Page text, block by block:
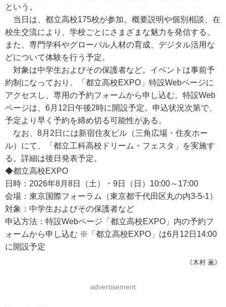
という。
当日は、都立高校175校が参加。概要説明や個別相談、在
校生交流により、学校ごとにさまざまな魅力を発信する。
また、専門学科やグローバル人材の育成、デジタル活用な
どについて体験を行う予定。
対象は中学生およびその保護者など。イベントは事前予
約制になっており、「都立高校EXPO」特設Webページに
アクセスし、専用の予約フォームから申し込む。特設Web
ページは、6月12日午後2時に開設予定。申込状況次第で、
予定より早く予約を締め切る可能性がある。
なお、8月2日には新宿住友ビル（三角広場・住友ホー
ル）にて、「都立工科高校ドリーム・フェスタ」を実施す
る。詳細は後日発表予定。
◆都立高校EXPO
日時：2026年8月8日（土）・9日（日）10:00～17:00
会場：東京国際フォーラム（東京都千代田区丸の内3-5-1）
対象：中学生およびその保護者など
申込方法：特設Webページ「都立高校EXPO」内の予約フ
ォームから申し込む ※「都立高校EXPO」は6月12日14:00
に開設予定
《木村 薫》
advertisement